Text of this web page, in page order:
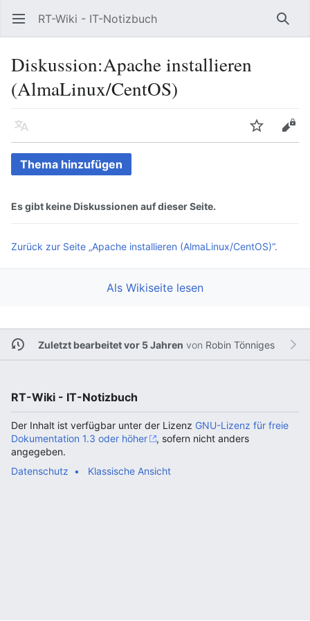
Hauptmenü öffnen RT-Wiki - IT-Notizbuch
Diskussion:Apache installieren
(AlmaLinux/CentOS)
Sprache Beobachten Bearbeiten
Thema hinzufügen
Es gibt keine Diskussionen auf dieser Seite.
Zurück zur Seite „Apache installieren (AlmaLinux/CentOS)“.
Als Wikiseite lesen
Zuletzt bearbeitet vor 5 Jahren von Robin Tönniges
RT-Wiki - IT-Notizbuch
Der Inhalt ist verfügbar unter der Lizenz GNU-Lizenz für freie
Dokumentation 1.3 oder höher
, sofern nicht anders
angegeben.
Datenschutz
Klassische Ansicht